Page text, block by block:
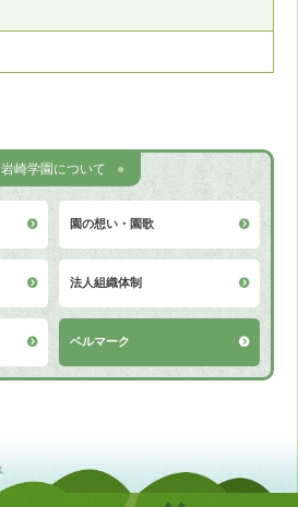
岩崎学園について
園の想い・園歌
法人組織体制
ベルマーク